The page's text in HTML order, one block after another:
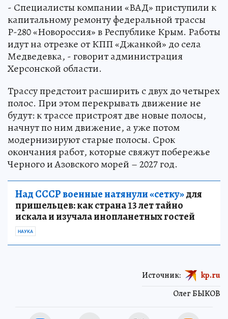
- Специалисты компании «ВАД» приступили к
капитальному ремонту федеральной трассы
Р-280 «Новороссия» в Республике Крым. Работы
идут на отрезке от КПП «Джанкой» до села
Медведевка, - говорит администрация
Херсонской области.
Трассу предстоит расширить с двух до четырех
полос. При этом перекрывать движение не
будут: к трассе пристроят две новые полосы,
начнут по ним движение, а уже потом
модернизируют старые полосы. Срок
окончания работ, которые свяжут побережье
Черного и Азовского морей – 2027 год.
Над СССР военные натянули «сетку»для
пришельцев: как страна 13 лет тайно
искала и изучала инопланетных гостей
НАУКА
Олег БЫКОВ
Источник: kp.ru